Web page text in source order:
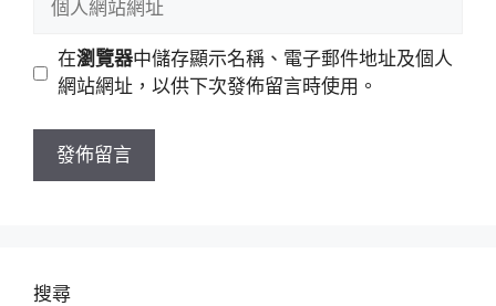
址
站
址
在瀏覽器中儲存顯示名稱、電子郵件地址及個人
網站網址，以供下次發佈留言時使用。
搜尋